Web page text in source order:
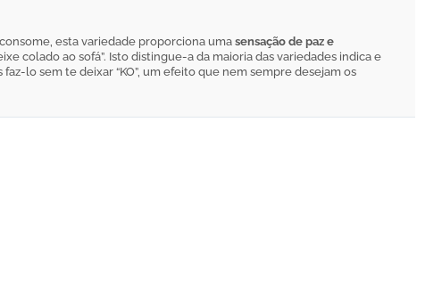
esta variedade proporciona uma sensação de paz e
colado ao sofá”. Isto distingue-a da maioria das variedades indica e
lo sem te deixar “KO”, um efeito que nem sempre desejam os